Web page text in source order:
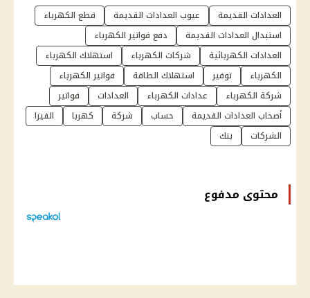
العدادات القديمة عيوب العدادات القديمة
قطع الكهرباء
استبدال العدادات القديمة
دفع فواتير الكهرباء
العدادات الكهربائية
شركات الكهرباء
استهلاك الكهرباء
الكهرباء
توفير استهلاك الطاقة
فواتير الكهرباء
شركة الكهرباء
عدادات الكهرباء العدادات
فواتير
أصحاب العدادات القديمة
حساب شركة كهربا
الفيزا
الشركات
بنك
محتوى مدفوع